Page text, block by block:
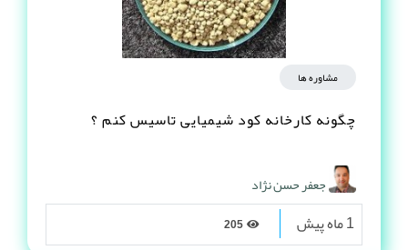
مشاوره ها
چگونه کارخانه کود شیمیایی تاسیس کنم ؟
جعفر حسن نژاد
1 ماه پیش